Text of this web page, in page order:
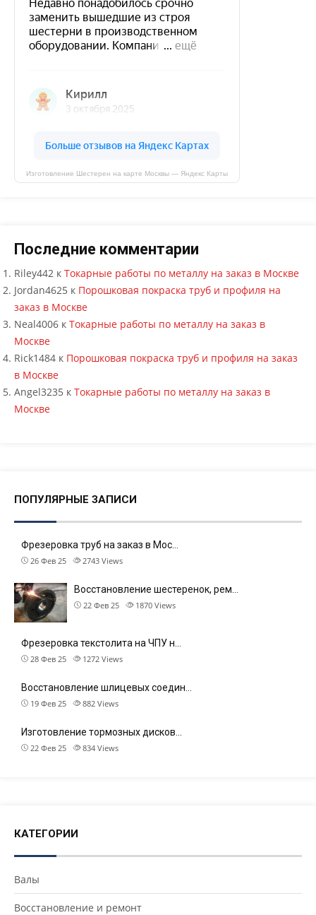
Изготовление Шестерен на карте Москвы — Яндекс Карты
Последние комментарии
Riley442 к Токарные работы по металлу на заказ в Москве
Jordan4625 к Порошковая покраска труб и профиля на
заказ в Москве
Neal4006 к Токарные работы по металлу на заказ в
Москве
Rick1484 к Порошковая покраска труб и профиля на заказ
в Москве
Angel3235 к Токарные работы по металлу на заказ в
Москве
ПОПУЛЯРНЫЕ ЗАПИСИ
Фрезеровка труб на заказ в Мос…
26 Фев 25 2743 Views
Восстановление шестеренок, рем…
22 Фев 25 1870 Views
Фрезеровка текстолита на ЧПУ н…
28 Фев 25 1272 Views
Восстановление шлицевых соедин…
19 Фев 25 882 Views
Изготовление тормозных дисков…
22 Фев 25 834 Views
КАТЕГОРИИ
Валы
Восстановление и ремонт